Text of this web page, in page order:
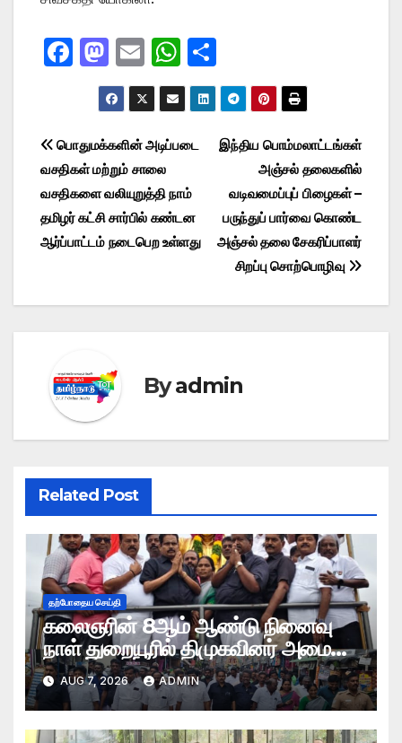
F
e
b
o
o
k
M
a
st
o
d
o
n
E
m
ail
W
h
at
s
p
p
h
ar
e
Post
navigation
இந்திய பொம்மலாட்டங்கள்
அஞ்சல் தலைகளில்
வடிவமைப்புப் பிழைகள் –
பருந்துப் பார்வை கொண்ட
அஞ்சல் தலை சேகரிப்பாளர்
சிறப்பு சொற்பொழிவு
பொதுமக்களின் அடிப்படை
வசதிகள் மற்றும் சாலை
வசதிகளை வலியுறுத்தி நாம்
தமிழர் கட்சி சார்பில் கண்டன
ஆர்ப்பாட்டம் நடைபெற உள்ளது
Byadmin
Related Post
தற்போதைய செய்தி
கலைஞரின் 8ஆம் ஆண்டு நினைவு
நாள் துறையூரில் திமுகவினர் அமைதி
பேரணி
AUG 7, 2026 ADMIN